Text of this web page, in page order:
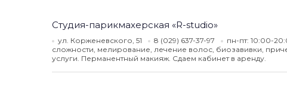
Студия-парикмахерская «R-studio»
ул. Корженевского, 51 8 (029) 637-37-97 пн-пт: 10:00-
сложности, мелирование, лечение волос, биозавивки,
услуги. Перманентный макияж. Сдаем кабинет в аренду.